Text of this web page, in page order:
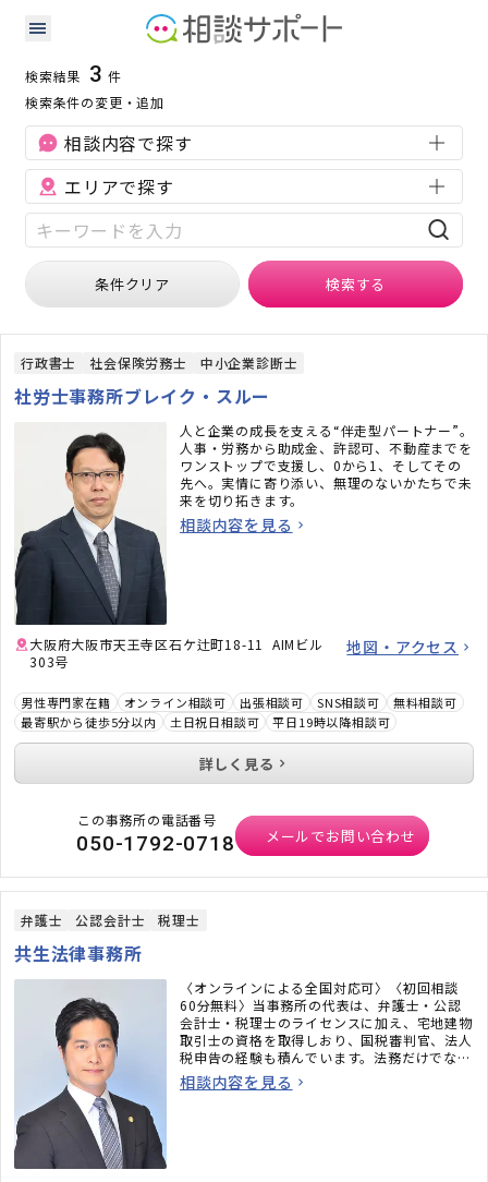
茨城県の補助金・助成金に強い専門家の検索結果
補助金・助成金
検索結果 3 件
検索条件の変更・追加
相談内容で探す
エリアで探す
条件クリア 検索する
行政書士 社会保険労務士 中小企業診断士
社労士事務所ブレイク・スルー
人と企業の成長を支える“伴走型パートナー”。
人事・労務から助成金、許認可、不動産までを
ワンストップで支援し、0から1、そしてその
先へ。実情に寄り添い、無理のないかたちで未
来を切り拓きます。
相談内容を見る
大阪府大阪市天王寺区石ケ辻町18-11 AIMビル
303号
地図・アクセス
男性専門家在籍 オンライン相談可 出張相談可 SNS相談可
無料相談可
最寄駅から徒歩5分以内
土日祝日相談可 平日19時以降相談可
詳しく見る
この事務所の電話番号
050-1792-0718 メールでお問い合わせ
弁護士 公認会計士 税理士
共生法律事務所
〈オンラインによる全国対応可〉〈初回相談
60分無料〉当事務所の代表は、弁護士・公認
会計士・税理士のライセンスに加え、宅地建物
取引士の資格を取得しおり、国税審判官、法人
税申告の経験も積んでいます。法務だけでな
く、税務のことまで考えた包括的なサポートを
ご提供いたします。不動産・相続でお困りの
相談内容を見る